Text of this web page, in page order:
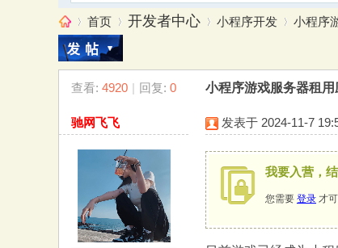
»
首页
›
开发者中心 小程序开发
›
小程序
查看: 4920 | 回复: 0 小程序游戏服务器租
驰网飞飞 发表于 2024-11-7
我要入营，
您需要 登录 才